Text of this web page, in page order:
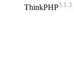
ThinkPHP3.1.3